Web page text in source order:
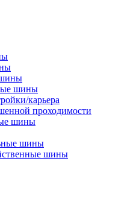
шины
карьера
проходимости
шины
шины
шины